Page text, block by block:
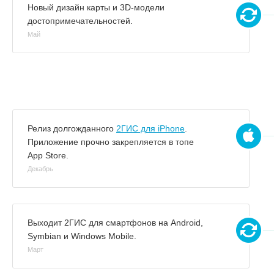
Новый дизайн карты и 3D-модели
достопримечательностей.
Май
Релиз долгожданного 2ГИС для iPhone
Приложение прочно закрепляется в топе
App Store.
Декабрь
Выходит 2ГИС для смартфонов на Android,
Symbian и Windows Mobile.
Март